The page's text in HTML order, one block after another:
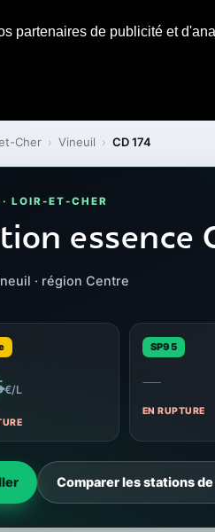
partenaires de publicité et
Cher › Vineuil › CD 174
LOIR-ET-CHER
essence
· région Centre
€/L
SP95
—
EN RUPTURE
Comparer les stations